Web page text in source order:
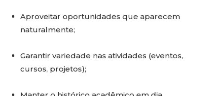
Aproveitar oportunidades que aparecem
naturalmente;
Garantir variedade nas atividades (eventos,
cursos, projetos);